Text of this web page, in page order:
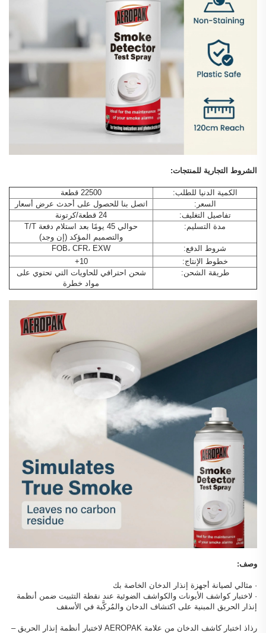
الشروط التجارية للمنتجات:
الكمية الدنيا للطلب:
22500 قطعة
السعر:
اتصل بنا للحصول على أحدث عرض أسعار
تفاصيل التغليف:
24 قطعة/كرتونة
مدة التسليم:
حوالي 45 يومًا بعد استلام دفعة T/T
والتصميم المؤكد (إن وجد)
شروط الدفع:
FOB، CFR، EXW
خطوط الإنتاج:
10+
طريقة الشحن:
شحن احترافي للحاويات التي تحتوي على
مواد خطرة
وصف:
· مثالي لصيانة أجهزة إنذار الدخان الخاصة بك
· لاختبار كواشف الأيونات والكواشف الضوئية عند نقطة التثبيت ضمن أنظمة
إنذار الحريق المبنية على اكتشاف الدخان والمُركَّبة في الأسقف
رذاذ اختبار كاشف الدخان من علامة AEROPAK لاختبار أنظمة إنذار الحريق –